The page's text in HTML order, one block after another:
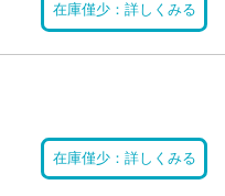
在庫僅少：詳しくみる
在庫僅少：詳しくみる